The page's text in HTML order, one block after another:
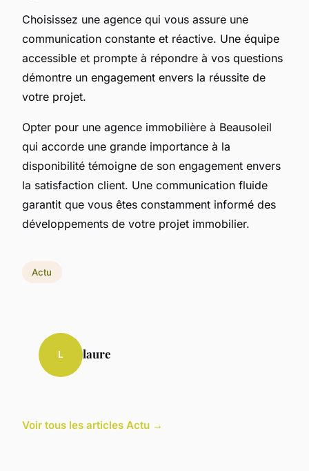
Choisissez une agence qui vous assure une
communication constante et réactive. Une équipe
accessible et prompte à répondre à vos questions
démontre un engagement envers la réussite de
votre projet.
Opter pour une agence immobilière à Beausoleil
qui accorde une grande importance à la
disponibilité témoigne de son engagement envers
la satisfaction client. Une communication fluide
garantit que vous êtes constamment informé des
développements de votre projet immobilier.
Actu
L laure
Voir tous les articles Actu →